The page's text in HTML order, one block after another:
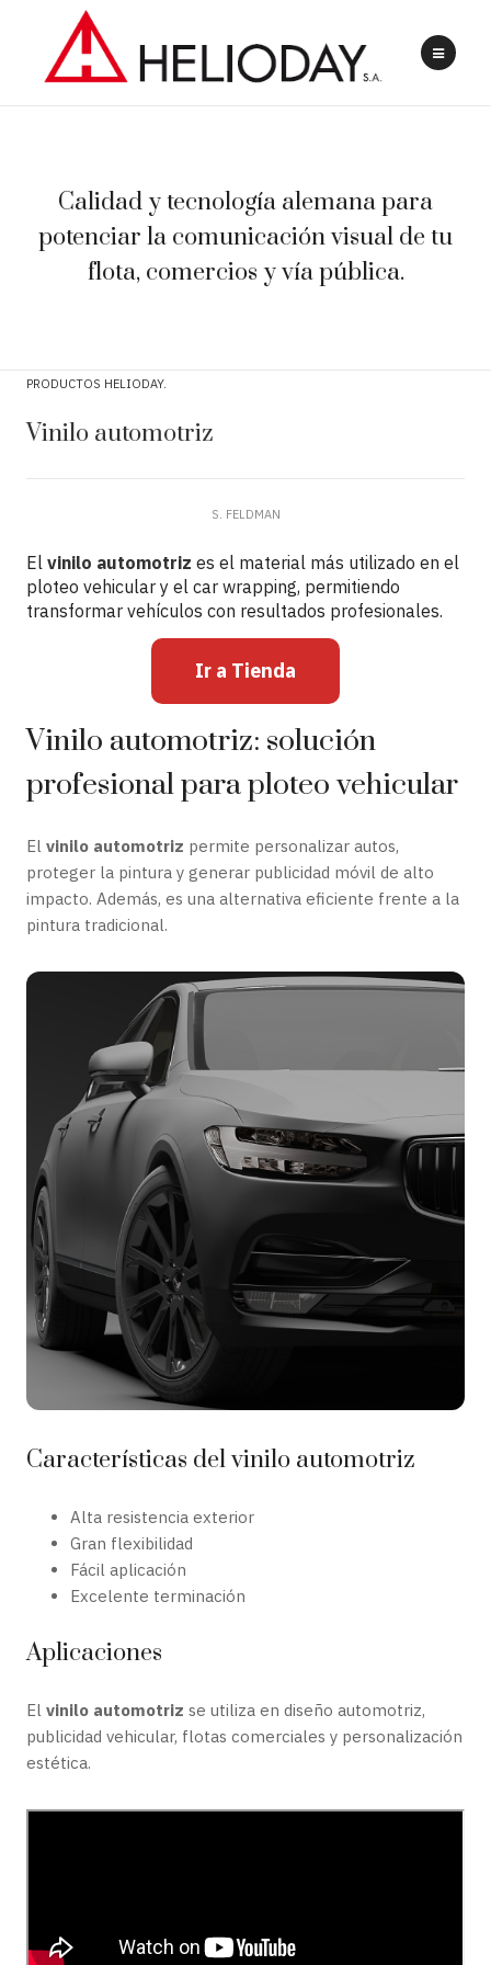
Calidad y tecnología alemana para
potenciar la comunicación visual de tu
flota, comercios y vía pública.
PRODUCTOS HELIODAY
Vinilo automotriz
S. FELDMAN
El vinilo automotriz es el material más utilizado en el
ploteo vehicular y el car wrapping, permitiendo
transformar vehículos con resultados profesionales.
Ir a Tienda
Vinilo automotriz: solución
profesional para ploteo vehicular
El vinilo automotriz permite personalizar autos,
proteger la pintura y generar publicidad móvil de alto
impacto. Además, es una alternativa eficiente frente a la
pintura tradicional.
Características del vinilo automotriz
Alta resistencia exterior
Gran flexibilidad
Fácil aplicación
Excelente terminación
Aplicaciones
El vinilo automotriz se utiliza en diseño automotriz,
publicidad vehicular, flotas comerciales y personalización
estética.